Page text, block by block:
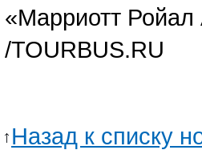
«Марриотт Ройал
/TOURBUS.RU
Назад к списку